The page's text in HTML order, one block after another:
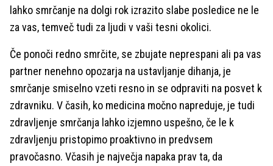
lahko smrčanje na dolgi rok izrazito slabe posledice ne le
za vas, temveč tudi za ljudi v vaši tesni okolici.
Če ponoči redno smrčite, se zbujate neprespani ali pa vas
partner nenehno opozarja na ustavljanje dihanja, je
smrčanje smiselno vzeti resno in se odpraviti na posvet k
zdravniku. V časih, ko medicina močno napreduje, je tudi
zdravljenje smrčanja lahko izjemno uspešno, če le k
zdravljenju pristopimo proaktivno in predvsem
pravočasno. Včasih je največja napaka prav ta, da